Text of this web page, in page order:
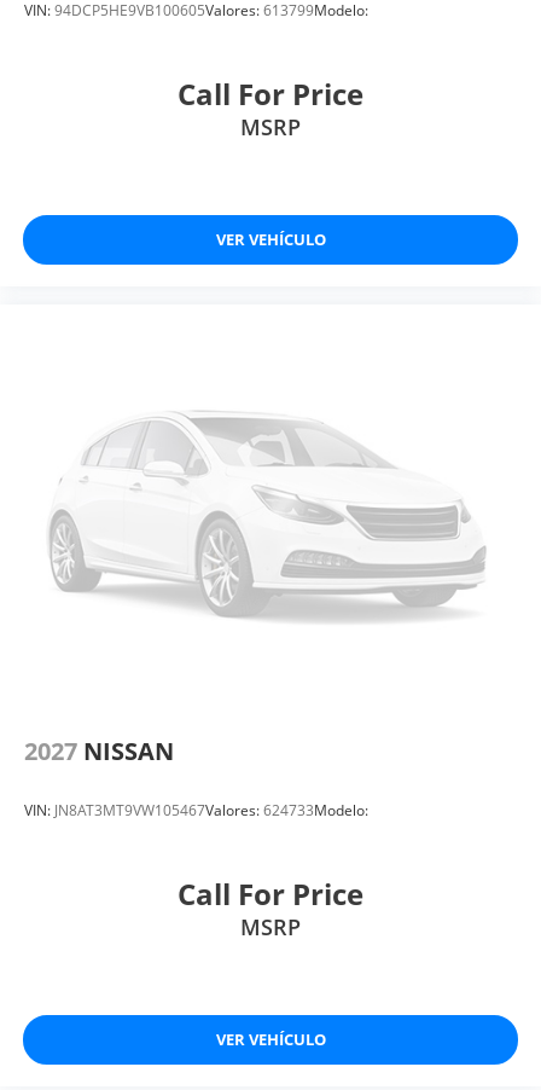
VIN:94DCP5HE9VB100605Valores:613799Modelo:
Call For Price
MSRP
VER VEHÍCULO
2027 NISSAN
VIN: JN8AT3MT9VW105467Valores:624733Modelo:
Call For Price
MSRP
VER VEHÍCULO